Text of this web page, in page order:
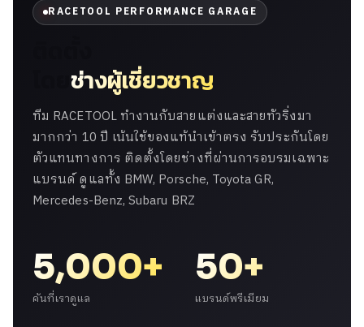
RACETOOL PERFORMANCE GARAGE
ช่างผู้เชี่ยวชาญ
ทีม RACETOOL ทำงานกับสายแต่งและสายทัวริ่งมา
มากกว่า 10 ปี เน้นใช้ของแท้นำเข้าตรง รับประกันโดย
ตัวแทนทางการ ติดตั้งโดยช่างที่ผ่านการอบรมเฉพาะ
แบรนด์ ดูแลทั้ง BMW, Porsche, Toyota GR,
Mercedes-Benz, Subaru BRZ
5,000+
คันที่เราดูแล
50+
แบรนด์พรีเมียม